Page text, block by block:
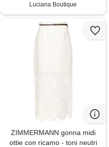
Luciana Boutique
ZIMMERMANN gonna midi
ottie con ricamo - toni neutri